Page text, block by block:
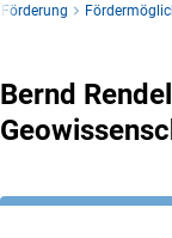
Förderung
Bernd